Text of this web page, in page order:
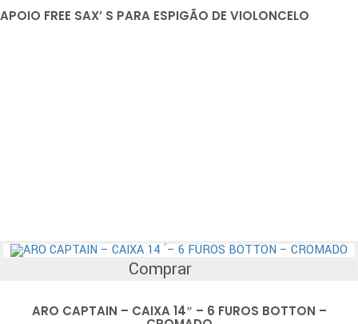
APOIO FREE SAX’ S PARA ESPIGÃO DE VIOLONCELO
Comprar
ARO CAPTAIN – CAIXA 14″ – 6 FUROS BOTTON –